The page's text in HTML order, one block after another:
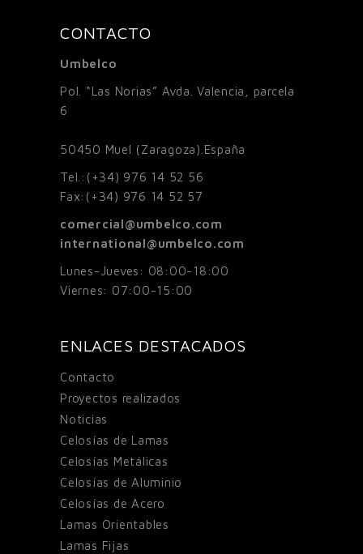
CONTACTO
Umbelco
Pol. “Las Norias” Avda. Valencia, parcela
6
50450 Muel (Zaragoza).España
Tel.: (+34) 976 14 52 56
Fax: (+34) 976 14 52 57
comercial@umbelco.com
international@umbelco.com
Lunes-Jueves: 08:00-18:00
Viernes: 07:00-15:00
ENLACES DESTACADOS
Contacto
Proyectos realizados
Noticias
Celosías de Lamas
Celosías Metálicas
Celosías de Aluminio
Celosías de Acero
Lamas Orientables
Lamas Fijas